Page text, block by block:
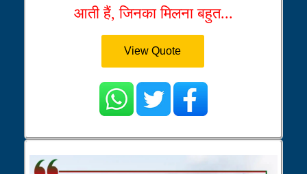
आती हैं, जिनका मिलना बहुत...
View Quote